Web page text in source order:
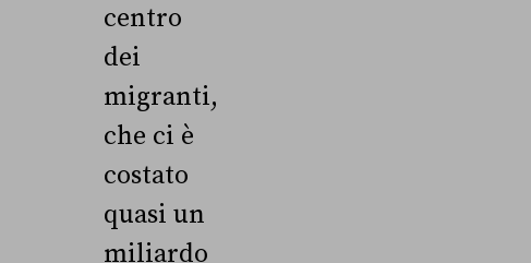
centro
dei
migranti,
che ci è
costato
quasi un
miliardo